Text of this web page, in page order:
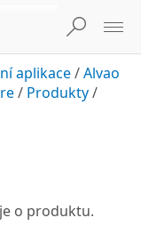
aplikace/Alvao
/ Produkty/
o produktu.